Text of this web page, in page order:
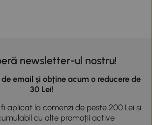
newsletter-ul nostru!
email și obține acum o reducere de
30 Lei!
aplicat la comenzi de peste 200 Lei și
cu alte promoții active